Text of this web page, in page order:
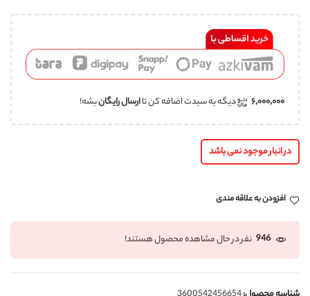
۶,۰۰۰,۰۰۰ دیگه به سبدت اضافه کن تاارسال رایگانبشه!
در انبار موجود نمی باشد
افزودن به علاقه مندی
946 نفر در حال مشاهده محصول هستند!